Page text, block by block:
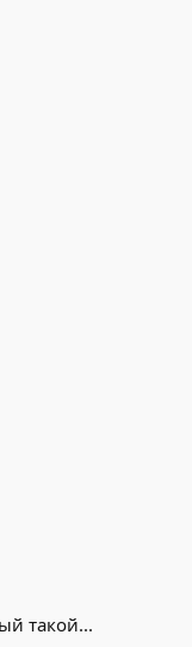
такой...